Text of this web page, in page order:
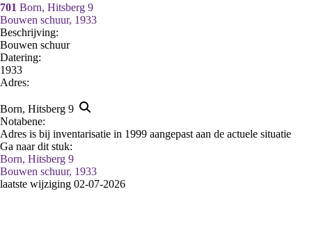
701 Born, Hitsberg 9
Bouwen schuur, 1933
Beschrijving:
Bouwen schuur
Datering:
1933
Adres:
Born, Hitsberg 9
Notabene:
Adres is bij inventarisatie in 1999 aangepast aan de actuele situatie
Ga naar dit stuk:
Born, Hitsberg 9
Bouwen schuur, 1933
laatste wijziging 02-07-2026